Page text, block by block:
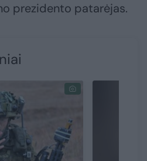
prezidento patarėjas.